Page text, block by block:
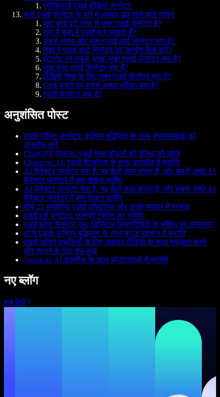
स्पीचिफाई एआई वीडियो जेनरेटर
फ्री एआई जेनरेटर के बारे में अक्सर पूछे जाने वाले प्रश्न
क्या कोई पूरी तरह से मुफ्त एआई जेनरेटर है?
क्या मैं मुफ्त में एआई बना सकता हूँ?
सबसे अच्छा और मुफ्त एआई आर्ट जेनरेटर क्या है?
मुफ्त में एआई आर्ट जेनरेटर का उपयोग कैसे करें?
इंटरनेट पर सबसे अच्छा मुफ्त एआई जेनरेटर क्या है?
कुछ मुफ्त एआई जेनरेटर क्या हैं?
वीडियो गेम्स के लिए मुफ्त एआई जेनरेटर क्या है?
एआई बनाने का सबसे अच्छा तरीका क्या है?
एआई जेनरेटर क्या है?
अनुशंसित पोस्ट
एआई प्रॉम्प्ट जनरेटर: कृत्रिम बुद्धिमत्ता के साथ रचनात्मकता को
अनलॉक करें
ChatGPT विकल्प: एआई भाषा मॉडलों की दुनिया की खोज
Character.AI: एआई चैटबॉट्स के साथ बातचीत में क्रांति
AI कैरेक्टर जनरेटर क्या है, यह कैसे काम करता है, और सबसे अच्छे AI
कैरेक्टर जनरेटर में क्या देखना चाहिए
AI कैरेक्टर जनरेटर क्या है, यह कैसे काम करता है, और सबसे अच्छे AI
कैरेक्टर जनरेटर में क्या देखना चाहिए
शीर्ष 25 सर्वश्रेष्ठ एआई सॉफ़्टवेयर और उनके व्यापार में प्रभाव
एआई वर्ड जनरेटर: सामग्री निर्माण का भविष्य
एआई इमेज जेनरेटर नाम: डिजिटल क्रिएटिविटी के भविष्य का अनावरण
लोगो एआई: कृत्रिम बुद्धिमत्ता के साथ ब्रांड पहचान में क्रांति
एआई-जनित लड़कियों के लिए अवतार वीडियो के साथ शुरुआत करने
और जानने के लिए सब कुछ
Topaz.ai: AI तकनीक के साथ फोटोग्राफी में क्रांति
नए ब्लॉग
सब देखें